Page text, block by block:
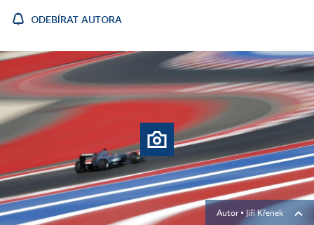
ODEBÍRAT AUTORA
Autor ▪ Jiří Křenek